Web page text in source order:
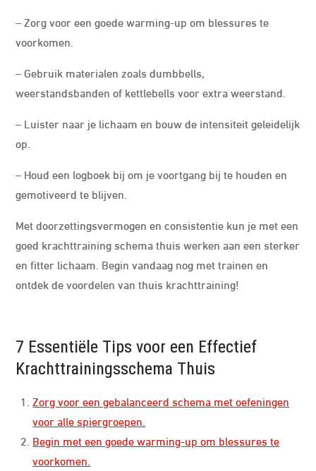
– Zorg voor een goede warming-up om blessures te
voorkomen.
– Gebruik materialen zoals dumbbells,
weerstandsbanden of kettlebells voor extra weerstand.
– Luister naar je lichaam en bouw de intensiteit geleidelijk
op.
– Houd een logboek bij om je voortgang bij te houden en
gemotiveerd te blijven.
Met doorzettingsvermogen en consistentie kun je met een
goed krachttraining schema thuis werken aan een sterker
en fitter lichaam. Begin vandaag nog met trainen en
ontdek de voordelen van thuis krachttraining!
7 Essentiële Tips voor een Effectief
Krachttrainingsschema Thuis
Zorg voor een gebalanceerd schema met oefeningen
voor alle spiergroepen.
Begin met een goede warming-up om blessures te
voorkomen.